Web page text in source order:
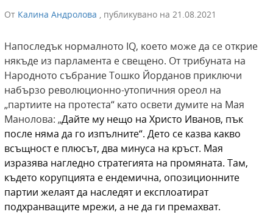
От Калина Андролова , публикувано на 21.08.2021
Напоследък нормалното IQ, което може да се открие
някъде из парламента е свещено. От трибуната на
Народното събрание Тошко Йорданов приключи
набързо революционно-утопичния ореол на
„партиите на протеста“ като освети думите на Мая
Манолова: „Дайте му нещо на Христо Иванов, пък
после няма да го изпълните“. Дето се казва какво
всъщност е плюсът, два минуса на кръст. Мая
изразява нагледно стратегията на промяната. Там,
където корупцията е ендемична, опозиционните
партии желаят да наследят и експлоатират
подхранващите мрежи, а не да ги премахват.